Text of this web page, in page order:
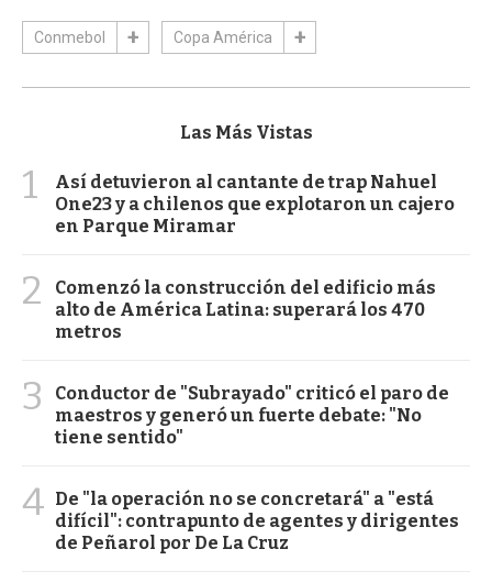
Conmebol Copa América
Las Más Vistas
1
Así detuvieron al cantante de trap Nahuel
One23 y a chilenos que explotaron un cajero
en Parque Miramar
2
Comenzó la construcción del edificio más
alto de América Latina: superará los 470
metros
3
Conductor de "Subrayado" criticó el paro de
maestros y generó un fuerte debate: "No
tiene sentido"
4 De "la operación no se concretará" a "está
difícil": contrapunto de agentes y dirigentes
de Peñarol por De La Cruz